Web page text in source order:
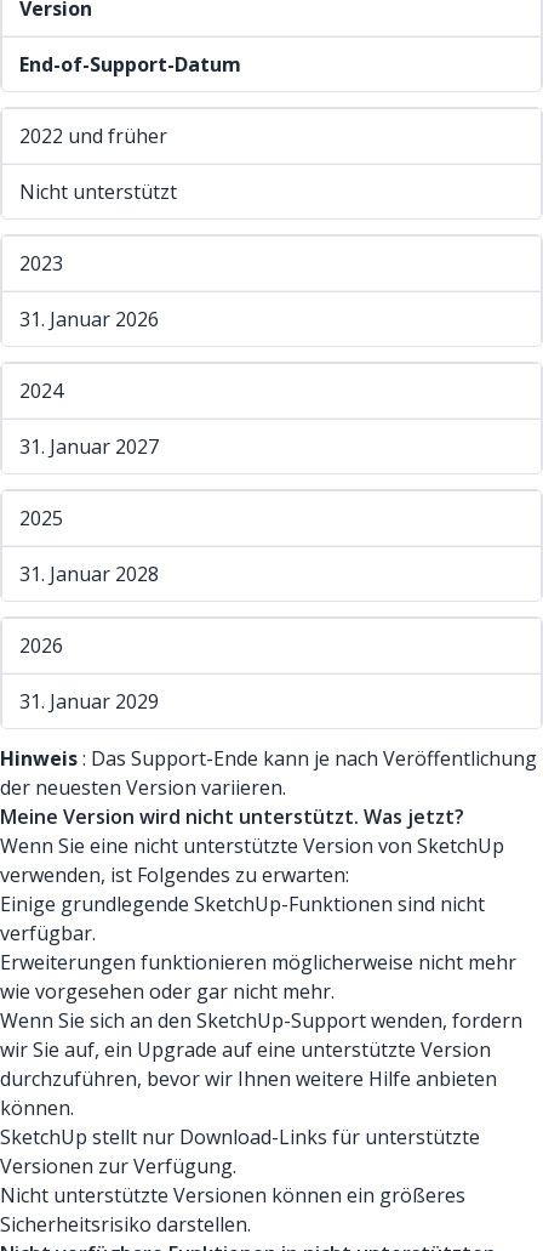
Version
End-of-Support-Datum
2022 und früher
Nicht unterstützt
2023
31. Januar 2026
2024
31. Januar 2027
2025
31. Januar 2028
2026
31. Januar 2029
Hinweis: Das Support-Ende kann je nach Veröffentlichung
der neuesten Version variieren.
Meine Version wird nicht unterstützt. Was jetzt?
Wenn Sie eine nicht unterstützte Version von SketchUp
verwenden, ist Folgendes zu erwarten:
Einige grundlegende SketchUp-Funktionen sind nicht
verfügbar.
Erweiterungen funktionieren möglicherweise nicht mehr
wie vorgesehen oder gar nicht mehr.
Wenn Sie sich an den SketchUp-Support wenden, fordern
wir Sie auf, ein Upgrade auf eine unterstützte Version
durchzuführen, bevor wir Ihnen weitere Hilfe anbieten
können.
SketchUp stellt nur Download-Links für unterstützte
Versionen zur Verfügung.
Nicht unterstützte Versionen können ein größeres
Sicherheitsrisiko darstellen.